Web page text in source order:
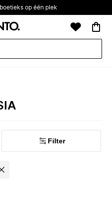
op één plek
Filter